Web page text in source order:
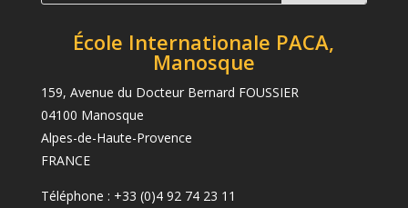
École Internationale PACA,
Manosque
159, Avenue du Docteur Bernard FOUSSIER
04100 Manosque
Alpes-de-Haute-Provence
FRANCE
Téléphone : +33 (0)4 92 74 23 11